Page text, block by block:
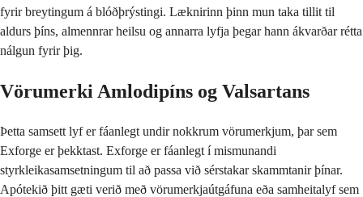
fyrir breytingum á blóðþrýstingi. Læknirinn þinn mun taka tillit til
aldurs þíns, almennrar heilsu og annarra lyfja þegar hann ákvarðar rétta
nálgun fyrir þig.
Vörumerki Amlodipíns og Valsartans
Þetta samsett lyf er fáanlegt undir nokkrum vörumerkjum, þar sem
Exforge er þekktast. Exforge er fáanlegt í mismunandi
styrkleikasamsetningum til að passa við sérstakar skammtanir þínar.
Apótekið þitt gæti verið með vörumerkjaútgáfuna eða samheitalyf sem